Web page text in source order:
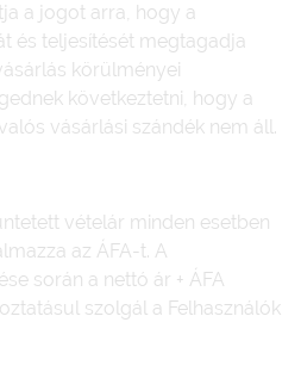
a jogot arra, hogy a
és teljesítését megtagadja
körülményei
következtetni, hogy a
vásárlási szándék nem áll.
vételár minden esetben
az ÁFA-t. A
során a nettó ár + ÁFA
szolgál a Felhasználók